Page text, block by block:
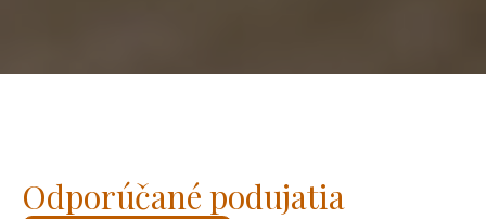
Odporúčané podujatia